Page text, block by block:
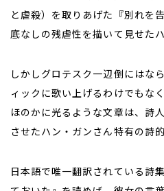
と虐殺）を取りあげた『別れを
底なしの残虐性を描いて見せた
しかしグロテスク一辺倒にはな
ィックに歌い上げるわけでもな
ほのかに光るような文章は、詩
させたハン・ガンさん特有の詩
日本語で唯一翻訳されている詩